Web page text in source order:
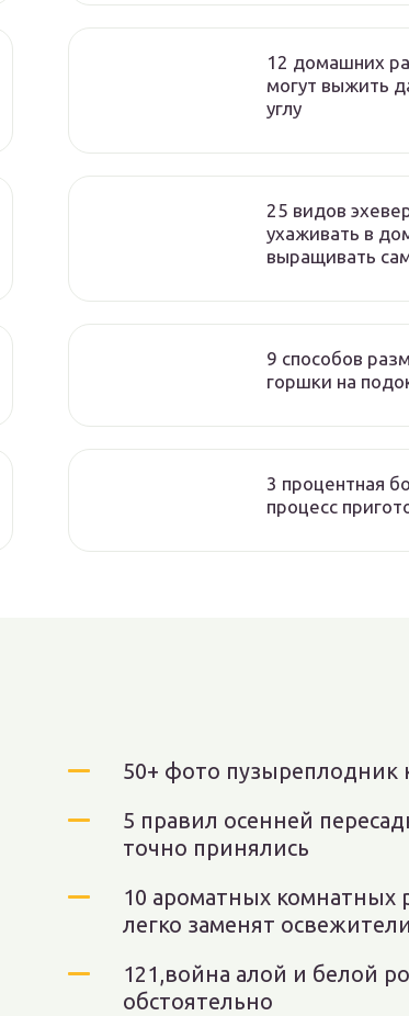
12 домашних
могут выжить
углу
25 видов
ухаживать в
выращивать
9 способов
горшки на
3 процентная
процесс
50+ фото пузыреплодник
5 правил осенней
точно принялись
10 ароматных комнатных
легко заменят освежители
121,война алой и белой
обстоятельно